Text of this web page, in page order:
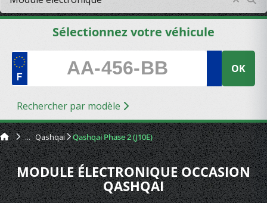
Sélectionnez votre véhicule
OK
Rechercher par modèle
Qashqai Qashqai Phase 2 (J10E)
MODULE ÉLECTRONIQUE OCCASION
QASHQAI